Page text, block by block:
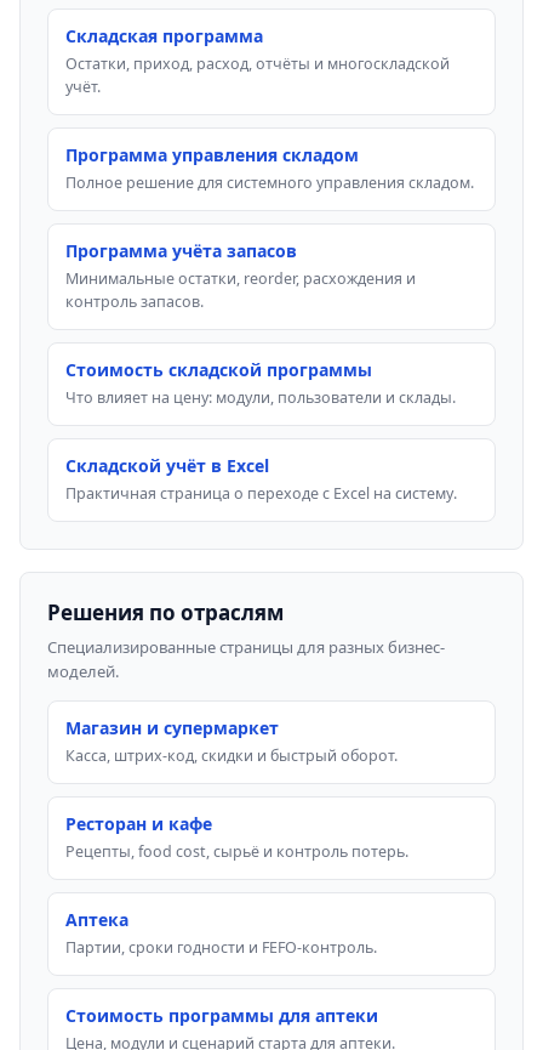
Складская программа
Остатки, приход, расход, отчёты и многоскладской
учёт.
Программа управления складом
Полное решение для системного управления складом.
Программа учёта запасов
Минимальные остатки, reorder, расхождения и
контроль запасов.
Стоимость складской программы
Что влияет на цену: модули, пользователи и склады.
Складской учёт в Excel
Практичная страница о переходе с Excel на систему.
Решения по отраслям
Специализированные страницы для разных бизнес-
моделей.
Магазин и супермаркет
Касса, штрих-код, скидки и быстрый оборот.
Ресторан и кафе
Рецепты, food cost, сырьё и контроль потерь.
Аптека
Партии, сроки годности и FEFO-контроль.
Стоимость программы для аптеки
Цена, модули и сценарий старта для аптеки.